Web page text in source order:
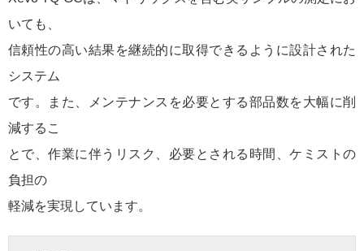
いても、
信頼性の高い結果を継続的に取得できるように設計された
システム
です。また、メンテナンスを必要とする部品数を大幅に削
減するこ
とで、作業に伴うリスク、必要とされる時間、ケミストの
負担の
軽減を実現しています。